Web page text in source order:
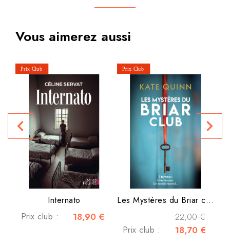
Vous aimerez aussi
Internato
Prix club :
18,90 €
Les Mystères du Briar club
22,00 €
Prix club : 18,70 €
navigate_before navigate_next